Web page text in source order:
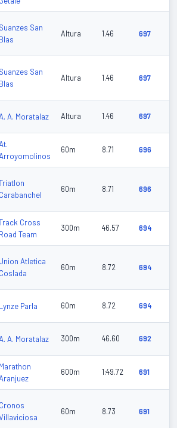
Suanzes San
Blas
Altura 1.46 697
Suanzes San
Blas
Altura 1.46 697
A. Moratalaz Altura 1.46 697
60m 8.71 696
Carabanchel
60m 8.71 696
Cross
Road Team
300m 46.57 694
Union Atletica
Coslada
60m 8.72 694
Lynze Parla 60m 8.72 694
A. Moratalaz 300m 46.60 692
Marathon
600m 1:49.72 691
Cronos
60m 8.73 691